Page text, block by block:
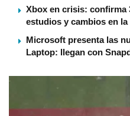
Xbox en crisis: confirma
estudios y cambios en
Microsoft presenta las
Laptop: llegan con